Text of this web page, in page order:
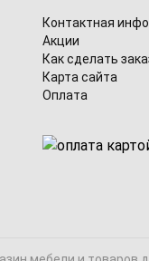
Контактная
Акции
Как сделать
Карта сайта
Оплата